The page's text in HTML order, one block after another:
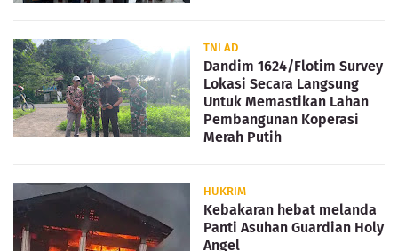
TNI AD
Dandim 1624/Flotim Survey
Lokasi Secara Langsung
Untuk Memastikan Lahan
Pembangunan Koperasi
Merah Putih
HUKRIM
Kebakaran hebat melanda
Panti Asuhan Guardian Holy
Angel